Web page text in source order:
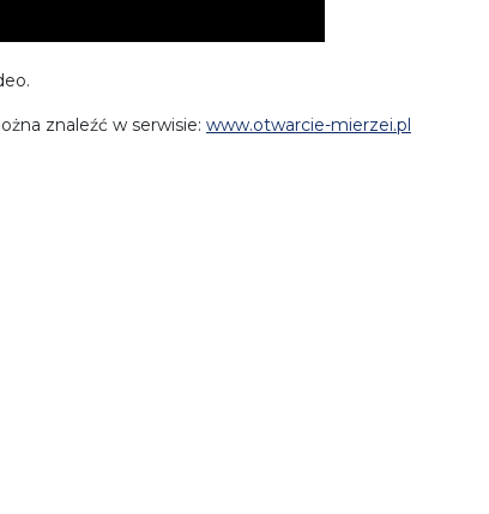
znaleźć w serwisie: www.otwarcie-mierzei.pl